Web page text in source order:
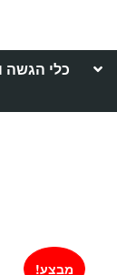
כלי הגשה
מבצע!